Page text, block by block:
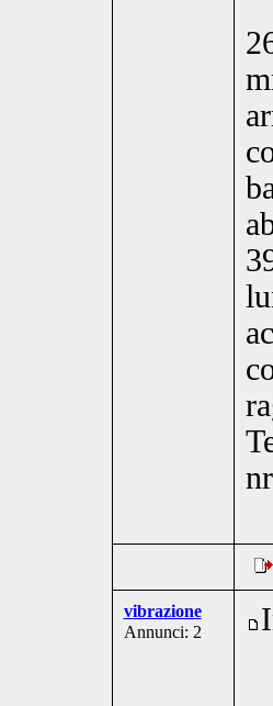
vibrazione
Annunci: 2